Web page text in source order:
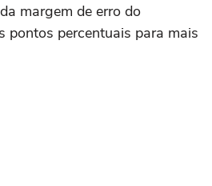
margem de erro do
pontos percentuais para mais